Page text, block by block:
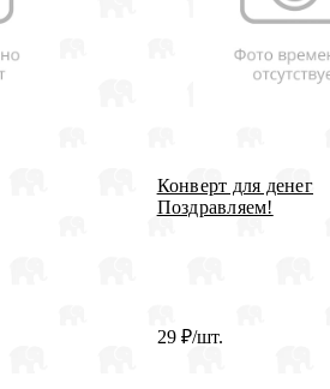
Конверт для денег
Поздравляем!
29 ₽/шт.